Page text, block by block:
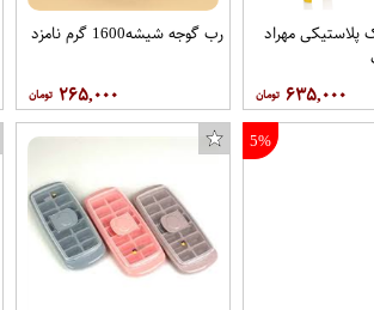
مهراد
۶۳۵,۰۰۰
رب گوجه شیشه1600 گرم نامزد
۲۶۵,۰۰۰
5%